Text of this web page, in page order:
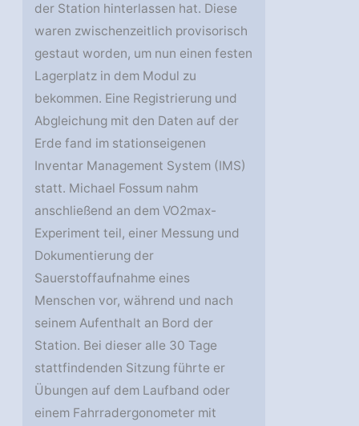
der Station hinterlassen hat. Diese
waren zwischenzeitlich provisorisch
gestaut worden, um nun einen festen
Lagerplatz in dem Modul zu
bekommen. Eine Registrierung und
Abgleichung mit den Daten auf der
Erde fand im stationseigenen
Inventar Management System (IMS)
statt. Michael Fossum nahm
anschließend an dem VO2max-
Experiment teil, einer Messung und
Dokumentierung der
Sauerstoffaufnahme eines
Menschen vor, während und nach
seinem Aufenthalt an Bord der
Station. Bei dieser alle 30 Tage
stattfindenden Sitzung führte er
Übungen auf dem Laufband oder
einem Fahrradergonometer mit